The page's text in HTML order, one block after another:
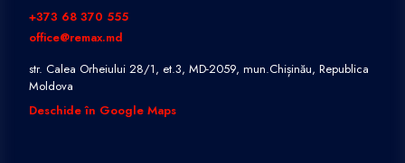
+373 68 370 555
office@remax.md
str. Calea Orheiului 28/1, et.3, MD-2059, mun.Chișinău, Republica
Moldova
Deschide în Google Maps